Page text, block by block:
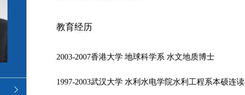
教育经历
2003-2007香港大学 地球科学系 水文地质博士
1997-2003武汉大学 水利水电学院水利工程系本硕连读